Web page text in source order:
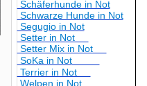
Schäferhunde in Not
Schwarze Hunde in Not
Segugio in Not
Setter in Not
Setter Mix in Not
SoKa in Not
Terrier in Not
Welpen in Not